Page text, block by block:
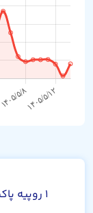
۱ روپیه پاکستان